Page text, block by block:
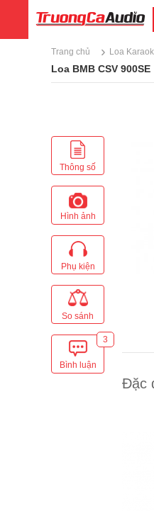
Trang chủ › Loa
Loa BMB CSV 900SE
Thông số
Hình ảnh
Phụ kiện
So sánh
Bình luận
3
Đặc